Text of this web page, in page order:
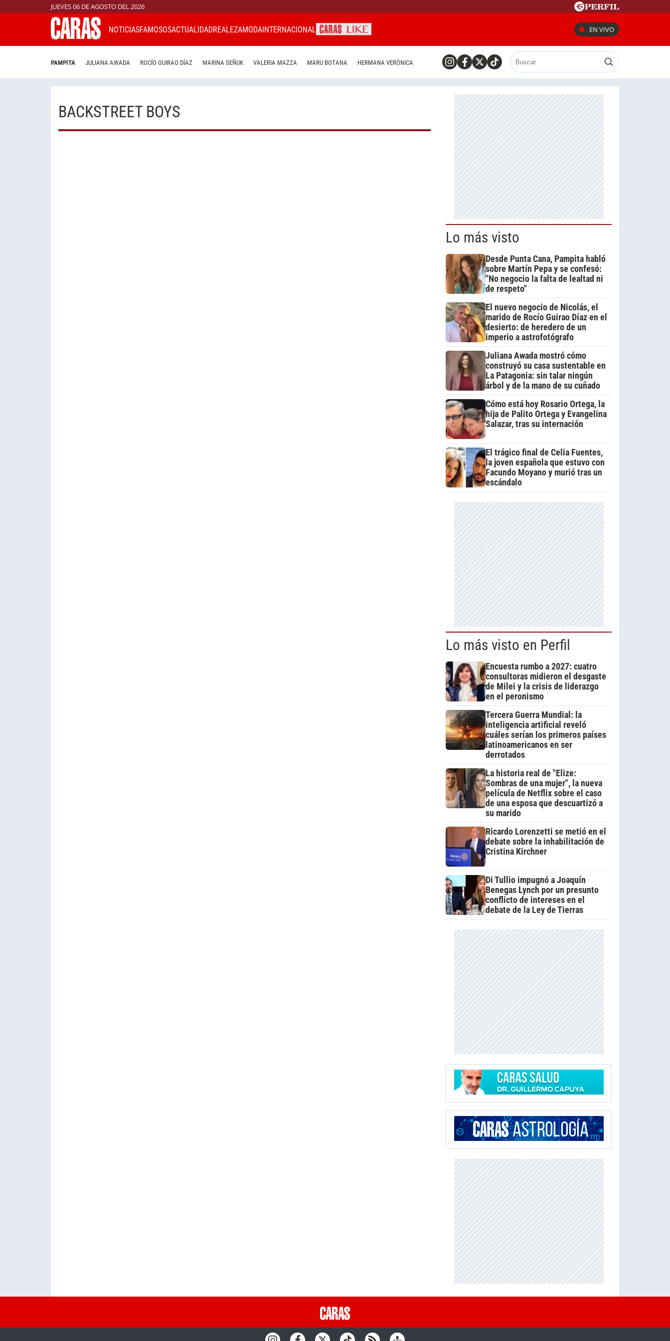
JUEVES 06 DE AGOSTO DEL 2026
NOTICIASFAMOSOSACTUALIDADREALEZAMODAINTERNACIONAL EN VIVO
PAMPITA JULIANA AWADA ROCÍO GUIRAO DÍAZ MARINA SEÑUK VALERIA MAZZA MARU BOTANA HERMANA VERÓNICA
BACKSTREET BOYS
Lo más visto
Desde Punta Cana, Pampita habló
sobre Martín Pepa y se confesó:
"No negocio la falta de lealtad ni
de respeto"
El nuevo negocio de Nicolás, el
marido de Rocío Guirao Díaz en el
desierto: de heredero de un
imperio a astrofotógrafo
Juliana Awada mostró cómo
construyó su casa sustentable en
La Patagonia: sin talar ningún
árbol y de la mano de su cuñado
Cómo está hoy Rosario Ortega, la
hija de Palito Ortega y Evangelina
Salazar, tras su internación
El trágico final de Celia Fuentes,
la joven española que estuvo con
Facundo Moyano y murió tras un
escándalo
Lo más visto en Perfil
Encuesta rumbo a 2027: cuatro
consultoras midieron el desgaste
de Milei y la crisis de liderazgo
en el peronismo
Tercera Guerra Mundial: la
inteligencia artificial reveló
cuáles serían los primeros países
latinoamericanos en ser
derrotados
La historia real de "Elize:
Sombras de una mujer", la nueva
película de Netflix sobre el caso
de una esposa que descuartizó a
su marido
Ricardo Lorenzetti se metió en el
debate sobre la inhabilitación de
Cristina Kirchner
Di Tullio impugnó a Joaquín
Benegas Lynch por un presunto
conflicto de intereses en el
debate de la Ley de Tierras